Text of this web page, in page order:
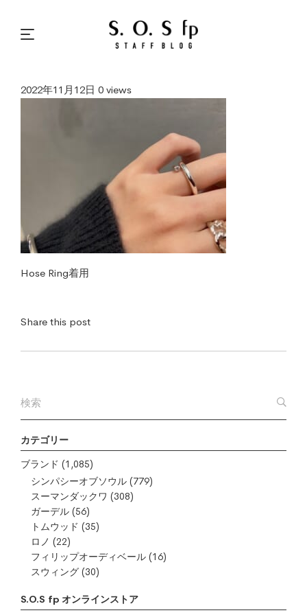
カテゴリー
ブランド (1,085)
シンパシーオブソウル (779)
スーマンダックワ (308)
ガーデル (56)
トムウッド (35)
ロノ (22)
フィリップオーディベール (16)
スウィング (30)
S.O.S fp オンラインストア
2022年11月12日 0 views
Hose Ring着用
Share this post